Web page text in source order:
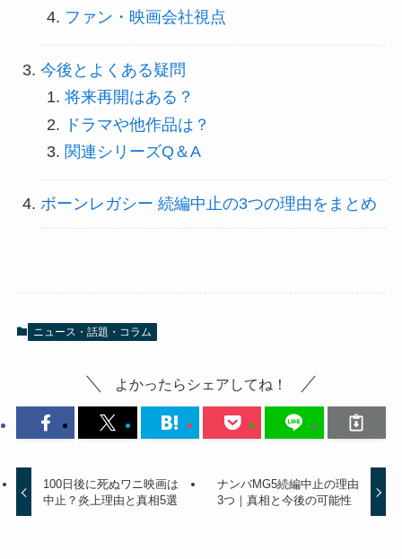
ファン・映画会社視点
今後とよくある疑問
将来再開はある？
ドラマや他作品は？
関連シリーズQ＆A
ボーンレガシー 続編中止の3つの理由をまとめ
ニュース・話題・コラム
よかったらシェアしてね！
100日後に死ぬワニ映画は
中止？炎上理由と真相5選
ナンバMG5続編中止の理由
3つ｜真相と今後の可能性